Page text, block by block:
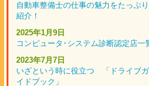
自動車整備士の仕事の魅力をたっぷり
紹介！
2025年1月9日
コンピュータ･システム診断認定店一
2023年7月7日
いざという時に役立つ 「ドライブガ
イドブック」